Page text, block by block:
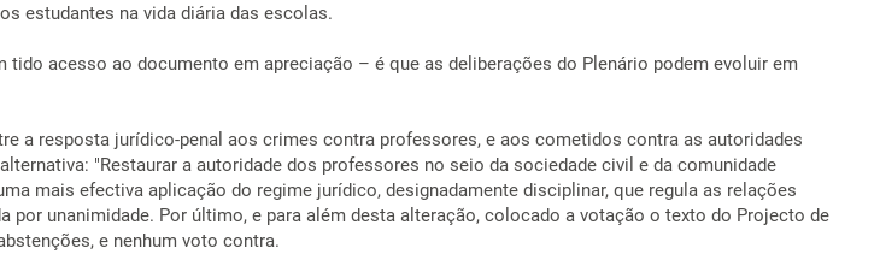
estudantes na vida diária das escolas.
acesso ao documento em apreciação – é que as deliberações do Plenário podem evoluir em
a resposta jurídico-penal aos crimes contra professores, e aos cometidos contra as autoridades
"Restaurar a autoridade dos professores no seio da sociedade civil e da comunidade
mais efectiva aplicação do regime jurídico, designadamente disciplinar, que regula as relações
unanimidade. Por último, e para além desta alteração, colocado a votação o texto do Projecto de
e nenhum voto contra.